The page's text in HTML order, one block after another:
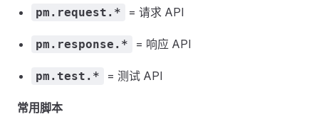
pm.request.* = 请求 API
pm.response.* = 响应 API
pm.test.* = 测试 API
常用脚本